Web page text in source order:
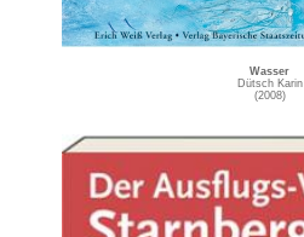
Wasser
Dütsch Karin
(2008)